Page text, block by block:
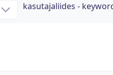
kasutajaliides -